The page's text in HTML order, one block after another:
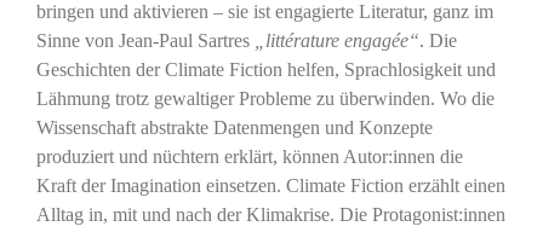
bringen und aktivieren – sie ist engagierte Literatur, ganz im
Sinne von Jean-Paul Sartres
„littérature engagée“. Die
Geschichten der Climate Fiction helfen, Sprachlosigkeit und
Lähmung trotz gewaltiger Probleme zu überwinden. Wo die
Wissenschaft abstrakte Datenmengen und Konzepte
produziert und nüchtern erklärt, können Autor:innen die
Kraft der Imagination einsetzen. Climate Fiction erzählt einen
Alltag in, mit und nach der Klimakrise. Die Protagonist:innen